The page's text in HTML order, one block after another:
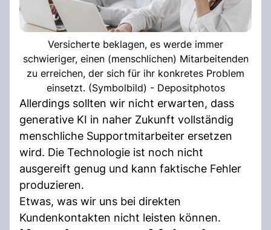
Versicherte beklagen, es werde immer
schwieriger, einen (menschlichen) Mitarbeitenden
zu erreichen, der sich für ihr konkretes Problem
einsetzt. (Symbolbild) - Depositphotos
Allerdings sollten wir nicht erwarten, dass
generative KI in naher Zukunft vollständig
menschliche Supportmitarbeiter ersetzen
wird. Die Technologie ist noch nicht
ausgereift genug und kann faktische Fehler
produzieren.
Etwas, was wir uns bei direkten
Kundenkontakten nicht leisten können.